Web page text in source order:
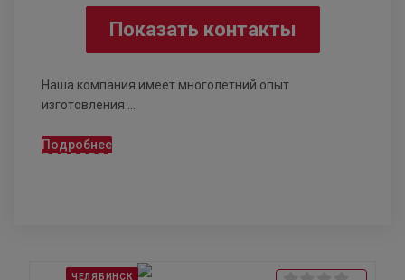
Показать контакты
Наша компания имеет многолетний опыт
изготовления ...
Подробнее
ЧЕЛЯБИНСК